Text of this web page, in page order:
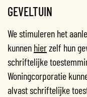
GEVELTUIN
We stimuleren het
kunnen hierzelf hun
schriftelijke
Woningcorporatie
alvast schriftelijke